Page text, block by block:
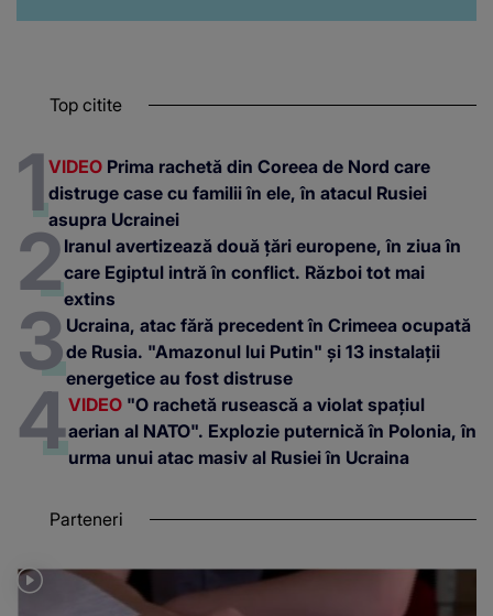
Top citite
VIDEO Prima rachetă din Coreea de Nord care
distruge case cu familii în ele, în atacul Rusiei
asupra Ucrainei
Iranul avertizează două țări europene, în ziua în
care Egiptul intră în conflict. Război tot mai
extins
Ucraina, atac fără precedent în Crimeea ocupată
de Rusia. "Amazonul lui Putin" și 13 instalații
energetice au fost distruse
VIDEO "O rachetă rusească a violat spațiul
aerian al NATO". Explozie puternică în Polonia, în
urma unui atac masiv al Rusiei în Ucraina
Parteneri